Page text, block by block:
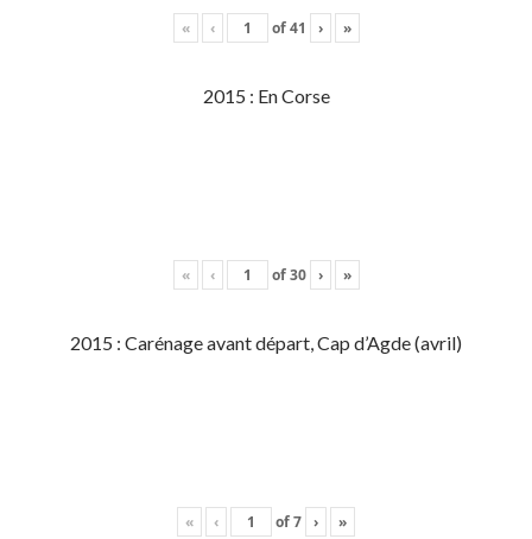
« ‹ of41 › »
2015 : En Corse
« ‹ of30 › »
2015 : Carénage avant départ, Cap d’Agde (avril)
« ‹ of7 › »